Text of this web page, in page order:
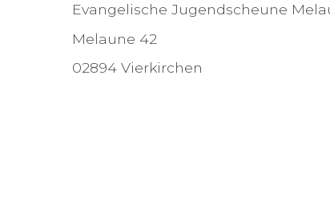
Evangelische Jugendscheune
Melaune 42
02894 Vierkirchen